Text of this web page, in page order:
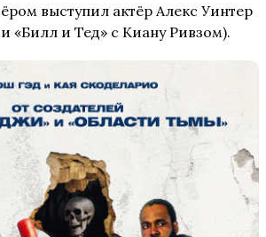
выступил актёр Алекс Уинтер
«Билл и Тед» с Киану Ривзом).